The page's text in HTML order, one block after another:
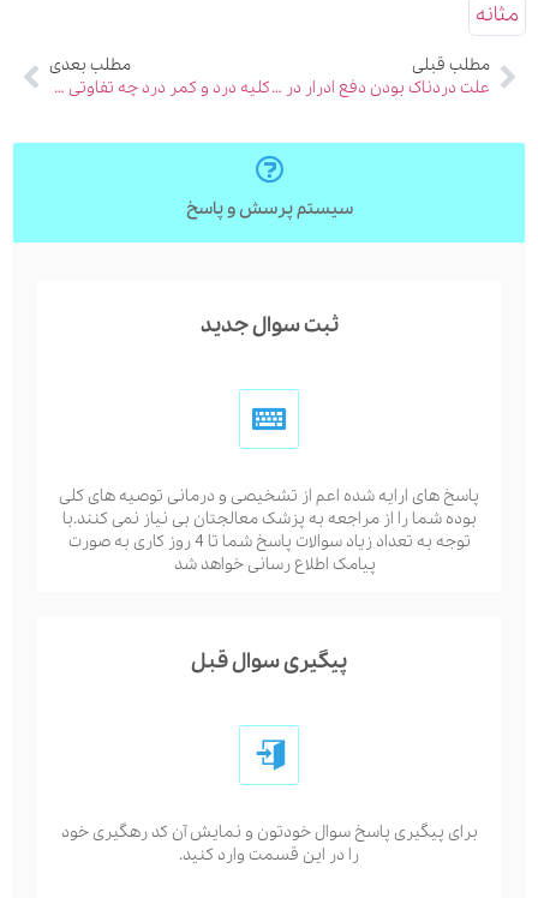
مثانه
مطلب قبلی
علت دردناک بودن دفع ادرار در مردان و زنان چیست؟
مطلب بعدی
کلیه درد و کمر درد چه تفاوتی با هم دارند؟
سیستم پرسش و پاسخ
ثبت سوال جدید
پاسخ های ارایه شده اعم از تشخیصی و درمانی توصیه های کلی
بوده شما را از مراجعه به پزشک معالجتان بی نیاز نمی کنند.با
توجه به تعداد زیاد سوالات پاسخ شما تا 4 روز کاری به صورت
پیامک اطلاع رسانی خواهد شد
پیگیری سوال قبل
برای پیگیری پاسخ سوال خودتون و نمایش آن کد رهگیری خود
را در این قسمت وارد کنید.